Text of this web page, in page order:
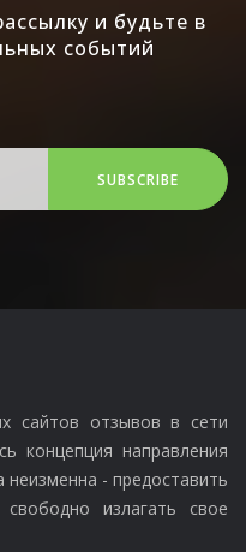
и будьте в
событий
SUBSCRIBE
сайтов отзывов в сети
концепция направления
- предоставить
излагать свое